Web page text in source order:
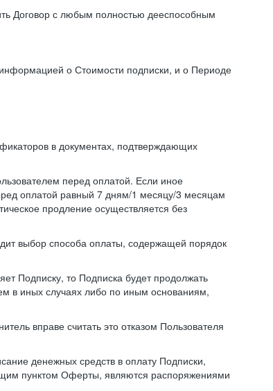
Договор с любым полностью дееспособным
о Стоимости подписки, и о Периоде
в документах, подтверждающих
перед оплатой. Если иное
оплатой равный 7 дням/1 месяцу/3 месяцам
продление осуществляется без
выбор способа оплаты, содержащей порядок
Подписку, то Подписка будет продолжать
в иных случаях либо по иным основаниям,
вправе считать это отказом Пользователя
денежных средств в оплату Подписки,
пунктом Оферты, являются распоряжениями